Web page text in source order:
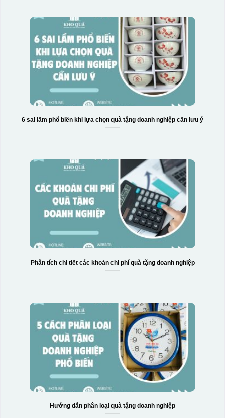
6 sai lầm phổ biến khi lựa chọn quà tặng doanh nghiệp cần lưu ý
Phân tích chi tiết các khoản chi phí quà tặng doanh nghiệp
Hướng dẫn phân loại quà tặng doanh nghiệp